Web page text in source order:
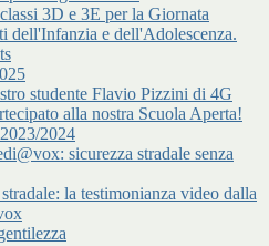
3D e 3E per la Giornata
dell'Infanzia e dell'Adolescenza.
studente Flavio Pizzini di 4G
alla nostra Scuola Aperta!
2024
sicurezza stradale senza
la testimonianza video dalla